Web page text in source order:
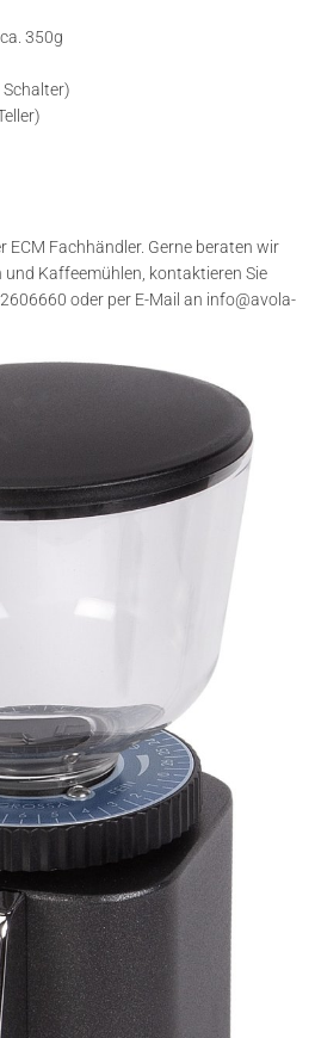
350g
Fachhändler. Gerne beraten wir
Kaffeemühlen, kontaktieren Sie
oder per E-Mail an info@avola-